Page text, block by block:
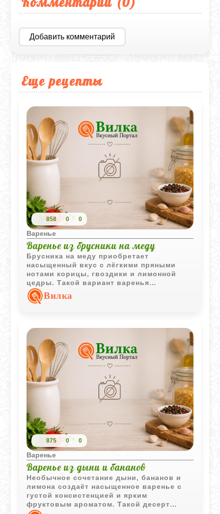
Добавить комментарий
Еще рецепты
858 0 0
Варенье
Варенье из брусники на меду
Брусника на меду приобретает
насыщенный вкус с лёгкими пряными
нотами корицы, гвоздики и лимонной
цедры. Такой вариант варенья
отличается выразительным ароматом и
хорошо сочетается с горячими
Вилка
875 0 0
Варенье
Варенье из дыни и бананов
Необычное сочетание дыни, бананов и
лимона создаёт насыщенное варенье с
густой консистенцией и ярким
фруктовым ароматом. Такой десерт